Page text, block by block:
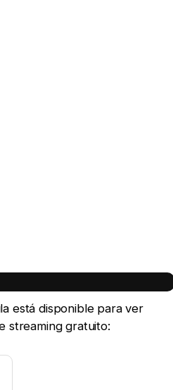
está disponible para ver
streaming gratuito: